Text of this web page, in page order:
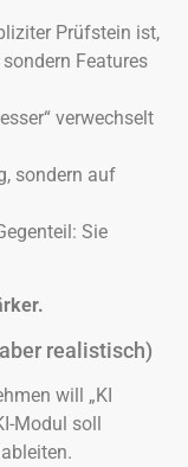
Prüfstein ist,
Features
verwechselt
sondern auf
Sie
realistisch)
will „KI
Modul soll